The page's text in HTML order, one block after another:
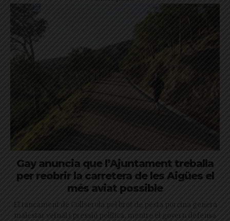
Gay anuncia que l’Ajuntament treballa
per reobrir la carretera de les Aigües el
més aviat possible
El tancament de Collserola pel brot de pesta porcina genera
malestar veïnal i pressió política, mentre el govern defensa